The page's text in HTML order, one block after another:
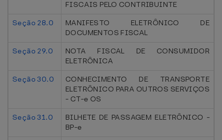
FISCAIS PELO CONTRIBUINTE
Seção 28.0
MANIFESTO ELETRÔNICO DE
DOCUMENTOS FISCAL
Seção 29.0
NOTA FISCAL DE CONSUMIDOR
ELETRÔNICA
Seção 30.0
CONHECIMENTO DE TRANSPORTE
ELETRÔNICO PARA OUTROS SERVIÇOS
- CT-e OS
Seção 31.0
BILHETE DE PASSAGEM ELETRÔNICO -
BP-e